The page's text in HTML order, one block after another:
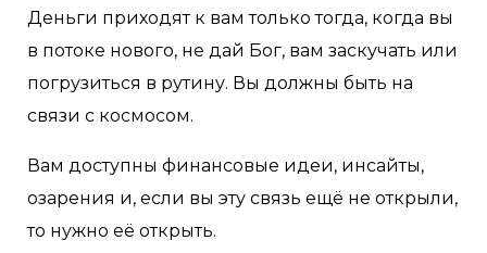
Деньги приходят к вам только тогда, когда вы
в потоке нового, не дай Бог, вам заскучать или
погрузиться в рутину. Вы должны быть на
связи с космосом.
Вам доступны финансовые идеи, инсайты,
озарения и, если вы эту связь ещё не открыли,
то нужно её открыть.